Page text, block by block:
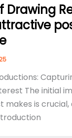
Drawing
The initial
makes is crucial,